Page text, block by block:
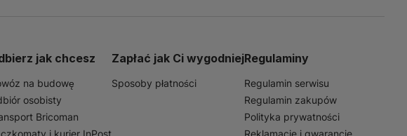
ceniących sobie porządek i estetykę w
jak chcesz
na budowę
osobisty
Bricoman
Zapłać jak Ci wygodniej
Sposoby płatności
Regulaminy
Regulamin serwisu
Regulamin zakupów
Polityka prywatności